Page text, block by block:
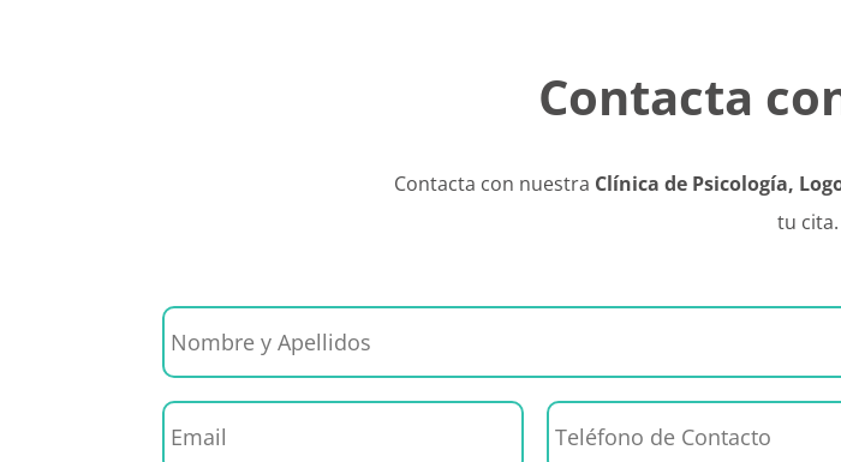
Contacta
Contacta con nuestra Clínica de Psicología,
tu cita.